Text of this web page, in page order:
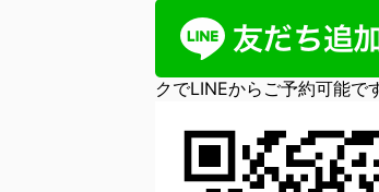
クでLINEからご予約可能で